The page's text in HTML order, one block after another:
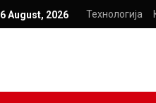
August, 2026 Технологија